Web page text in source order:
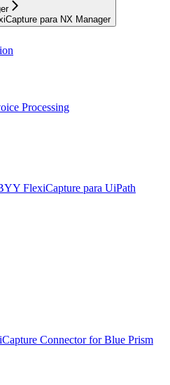
para NX Manager
Processing
FlexiCapture para UiPath
Connector for Blue Prism